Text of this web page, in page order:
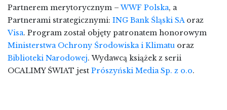
Partnerem merytorycznym –WWF Polska, a
Partnerami strategicznymi: ING Bank Śląski SAoraz
Visa. Program został objęty patronatem honorowym
Ministerstwa Ochrony Środowiska i Klimatu oraz
Biblioteki Narodowej. Wydawcą książek z serii
OCALIMY ŚWIAT jest Prószyński Media Sp. z o.o.